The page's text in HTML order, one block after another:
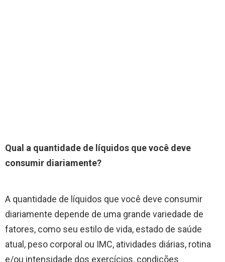
Qual a quantidade de líquidos que você deve
consumir diariamente?
A quantidade de líquidos que você deve consumir
diariamente depende de uma grande variedade de
fatores, como seu estilo de vida, estado de saúde
atual, peso corporal ou IMC, atividades diárias, rotina
e/ou intensidade dos exercícios, condições